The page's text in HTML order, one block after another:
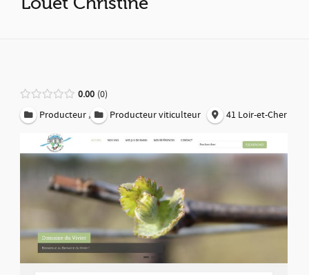
0.00 0
Producteur , Producteur viticulteur 41 Loir-et-Cher